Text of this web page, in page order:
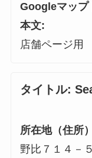
Googleマップ
本文:
店舗ページ用
タイトル:
所在地（住所
野比７１４－５